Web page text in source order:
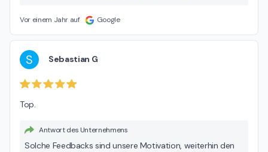
Vor einem Jahr auf Google
S Sebastian G
Top.
Antwort des Unternehmens
Solche Feedbacks sind unsere Motivation, weiterhin den